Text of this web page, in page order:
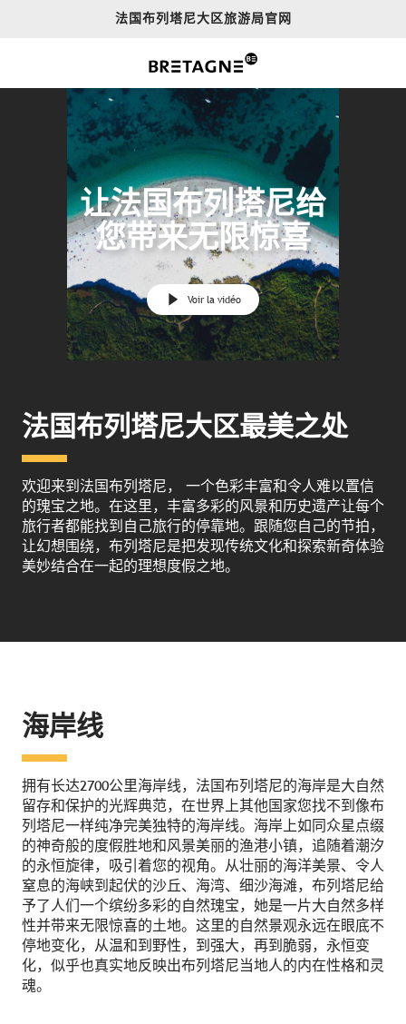
法国布列塔尼大区旅游局官网
让法国布列塔尼给
您带来无限惊喜
Voir la vidéo
法国布列塔尼大区最美之处
欢迎来到法国布列塔尼， 一个色彩丰富和令人难以置信
的瑰宝之地。在这里，丰富多彩的风景和历史遗产让每个
旅行者都能找到自己旅行的停靠地。跟随您自己的节拍，
让幻想围绕，布列塔尼是把发现传统文化和探索新奇体验
美妙结合在一起的理想度假之地。
海岸线
拥有长达2700公里海岸线，法国布列塔尼的海岸是大自然
留存和保护的光辉典范，在世界上其他国家您找不到像布
列塔尼一样纯净完美独特的海岸线。海岸上如同众星点缀
的神奇般的度假胜地和风景美丽的渔港小镇，追随着潮汐
的永恒旋律，吸引着您的视角。从壮丽的海洋美景、令人
窒息的海峡到起伏的沙丘、海湾、细沙海滩，布列塔尼给
予了人们一个缤纷多彩的自然瑰宝，她是一片大自然多样
性并带来无限惊喜的土地。这里的自然景观永远在眼底不
停地变化，从温和到野性，到强大，再到脆弱，永恒变
化，似乎也真实地反映出布列塔尼当地人的内在性格和灵
魂。